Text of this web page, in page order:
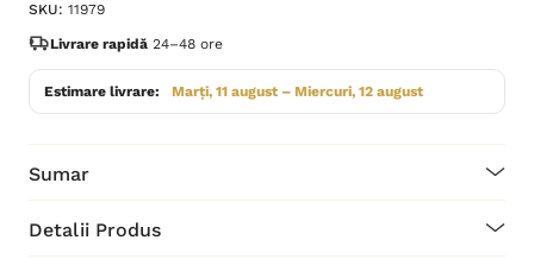
SKU: 11979
Livrare rapidă 24–48 ore
Estimare livrare: Marți, 11 august – Miercuri, 12 august
Sumar
Detalii Produs